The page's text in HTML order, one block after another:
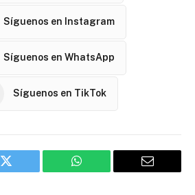
Síguenos en Instagram
Síguenos en WhatsApp
Síguenos en TikTok
Twitter WhatsApp Email